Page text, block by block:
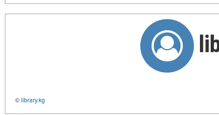
©library.kg